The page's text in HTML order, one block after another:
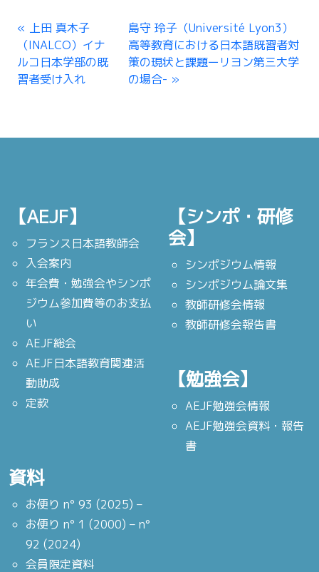
上田 真木子
（INALCO）イナ
ルコ日本学部の既
習者受け入れ
島守 玲子（Université Lyon3）
高等教育における日本語既習者対
策の現状と課題ーリヨン第三大学
の場合-
【AEJF】
フランス日本語教師会
入会案内
年会費・勉強会やシンポ
ジウム参加費等のお支払
い
AEJF総会
AEJF日本語教育関連活
動助成
定款
【シンポ・研修
会】
シンポジウム情報
シンポジウム論文集
教師研修会情報
教師研修会報告書
【勉強会】
AEJF勉強会情報
AEJF勉強会資料・報告
書
資料
お便り n° 93 (2025) –
お便り n° 1 (2000) – n°
92 (2024)
会員限定資料